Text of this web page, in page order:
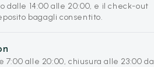
dalle 14:00 alle 20:00, e il check-out
bagagli consentito.
7:00 alle 20:00, chiusura alle 23:00 da